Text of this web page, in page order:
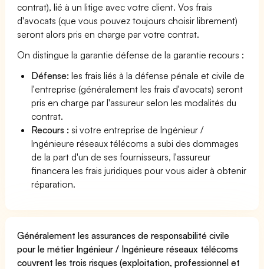
contrat), lié à un litige avec votre client. Vos frais
d'avocats (que vous pouvez toujours choisir librement)
seront alors pris en charge par votre contrat.
On distingue la garantie défense de la garantie recours :
Défense: les frais liés à la défense pénale et civile de
l'entreprise (généralement les frais d'avocats) seront
pris en charge par l'assureur selon les modalités du
contrat.
Recours : si votre entreprise de Ingénieur /
Ingénieure réseaux télécoms a subi des dommages
de la part d'un de ses fournisseurs, l'assureur
financera les frais juridiques pour vous aider à obtenir
réparation.
Généralement les assurances de responsabilité civile
pour le métier Ingénieur / Ingénieure réseaux télécoms
couvrent les trois risques (exploitation, professionnel et